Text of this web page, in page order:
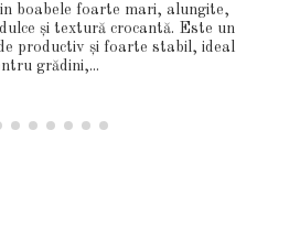
boabele foarte mari, alungite,
și textură crocantă. Este un
productiv și foarte stabil, ideal
grădini,...